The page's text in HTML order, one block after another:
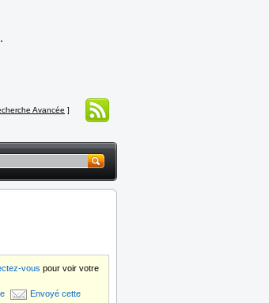
Avancée ]
vous pour voir votre
Envoyé cette